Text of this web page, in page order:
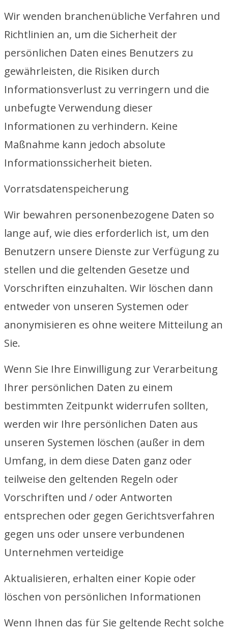
Wir wenden branchenübliche Verfahren und
Richtlinien an, um die Sicherheit der
persönlichen Daten eines Benutzers zu
gewährleisten, die Risiken durch
Informationsverlust zu verringern und die
unbefugte Verwendung dieser
Informationen zu verhindern. Keine
Maßnahme kann jedoch absolute
Informationssicherheit bieten.
Vorratsdatenspeicherung
Wir bewahren personenbezogene Daten so
lange auf, wie dies erforderlich ist, um den
Benutzern unsere Dienste zur Verfügung zu
stellen und die geltenden Gesetze und
Vorschriften einzuhalten. Wir löschen dann
entweder von unseren Systemen oder
anonymisieren es ohne weitere Mitteilung an
Sie.
Wenn Sie Ihre Einwilligung zur Verarbeitung
Ihrer persönlichen Daten zu einem
bestimmten Zeitpunkt widerrufen sollten,
werden wir Ihre persönlichen Daten aus
unseren Systemen löschen (außer in dem
Umfang, in dem diese Daten ganz oder
teilweise den geltenden Regeln oder
Vorschriften und / oder Antworten
entsprechen oder gegen Gerichtsverfahren
gegen uns oder unsere verbundenen
Unternehmen verteidige
Aktualisieren, erhalten einer Kopie oder
löschen von persönlichen Informationen
Wenn Ihnen das für Sie geltende Recht solche